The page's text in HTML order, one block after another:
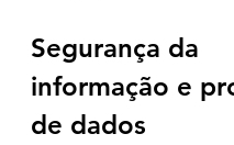
Segurança da
informação e
de dados